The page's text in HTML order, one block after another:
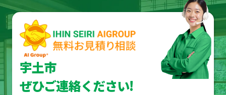
宇土市
ぜひご連絡ください!